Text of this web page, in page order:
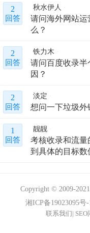
2
回答
秋水伊人
请问海外网站
么？
2
回答
铁力木
请问百度收录
因？
2
回答
淡定
想问一下垃圾外
1
回答
靓靓
考核收录和流
到具体的目标数
Copyright © 2009-
湘ICP备19023095号-
联系我们|